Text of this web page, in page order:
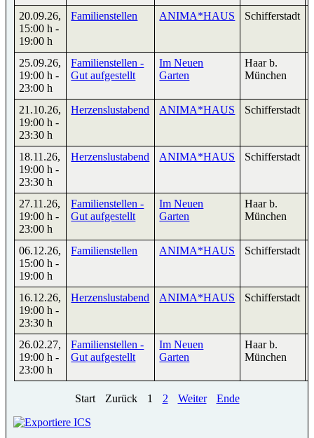
20.09.26,
15:00 h -
19:00 h
Familienstellen ANIMA*HAUS Schifferstadt
25.09.26,
19:00 h -
23:00 h
Familienstellen -
Gut aufgestellt
Im Neuen
Garten
Haar b.
München
21.10.26,
19:00 h -
23:30 h
Herzenslustabend ANIMA*HAUS Schifferstadt
18.11.26,
19:00 h -
23:30 h
Herzenslustabend ANIMA*HAUS Schifferstadt
27.11.26,
19:00 h -
23:00 h
Familienstellen -
Gut aufgestellt
Im Neuen
Garten
Haar b.
München
06.12.26,
15:00 h -
19:00 h
Familienstellen ANIMA*HAUS Schifferstadt
16.12.26,
19:00 h -
23:30 h
Herzenslustabend ANIMA*HAUS Schifferstadt
26.02.27,
19:00 h -
23:00 h
Familienstellen -
Gut aufgestellt
Im Neuen
Garten
Haar b.
München
Start Zurück 1 2 Weiter Ende